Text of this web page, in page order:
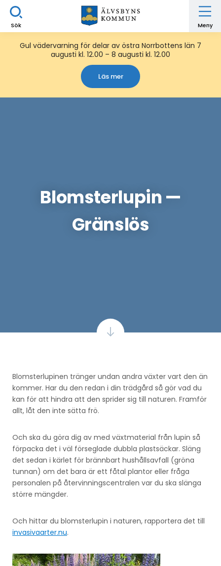
Sök Meny
Gul vädervarning för delar av östra Norrbottens län 7
augusti kl. 12.00 – 8 augusti kl. 12.00
Läs mer
Blomsterlupin —
Gränslös
Blomsterlupinen tränger undan andra växter vart den än
kommer. Har du den redan i din trädgård så gör vad du
kan för att hindra att den sprider sig till naturen. Framför
allt, låt den inte sätta frö.
Och ska du göra dig av med växtmaterial från lupin så
förpacka det i väl förseglade dubbla plastsäckar. Släng
det sedan i kärlet för brännbart hushållsavfall (gröna
tunnan) om det bara är ett fåtal plantor eller fråga
personalen på återvinningscentralen var du ska slänga
större mängder.
Och hittar du blomsterlupin i naturen, rapportera det till
invasivaarter.nu.